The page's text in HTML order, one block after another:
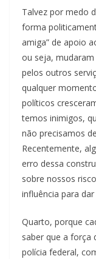
Talvez por medo
forma
amiga” de apoio
ou seja,
pelos outros
qualquer
políticos
temos inimigos,
não precisamos
Recentemente,
erro dessa
sobre nossos
influência para
Quarto, porque
saber que a força
polícia federal,